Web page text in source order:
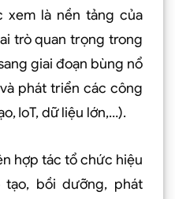
xem là nền tảng của
trò quan trọng trong
giai đoạn bùng nổ
phát triển các công
IoT, dữ liệu lớn,…).
hợp tác tổ chức hiệu
bồi dưỡng, phát